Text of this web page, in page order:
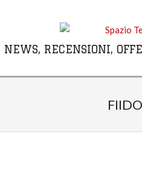
NEWS, RECENSIONI,